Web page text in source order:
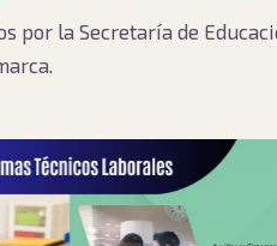
por la Secretaría de